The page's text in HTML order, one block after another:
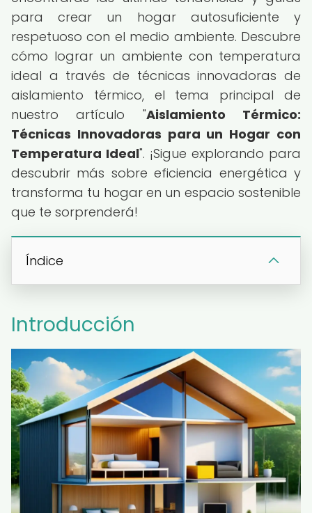
para crear un hogar autosuficiente y
respetuoso con el medio ambiente. Descubre
cómo lograr un ambiente con temperatura
ideal a través de técnicas innovadoras de
aislamiento térmico, el tema principal de
nuestro artículo "Aislamiento Térmico:
Técnicas Innovadoras para un Hogar con
Temperatura Ideal". ¡Sigue explorando para
descubrir más sobre eficiencia energética y
transforma tu hogar en un espacio sostenible
que te sorprenderá!
Índice
Introducción